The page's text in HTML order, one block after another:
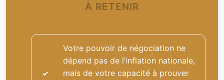
À RETENIR
Votre pouvoir de négociation ne
dépend pas de l’inflation nationale,
mais de votre capacité à prouver